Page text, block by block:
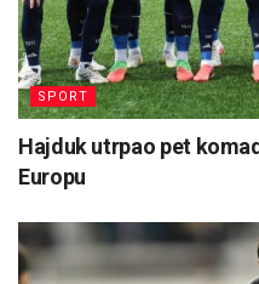
SPORT
Hajduk utrpao pet
Europu